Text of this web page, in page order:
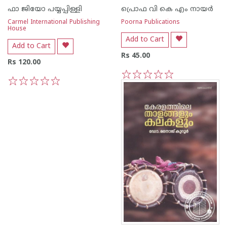
ഫാ ജിയോ പയ്യപ്പിള്ളി
Carmel International Publishing
House
Add to Cart
Rs 120.00
പ്രൊഫ വി കെ എം നായര്‍
Poorna Publications
Add to Cart
Rs 45.00
5
4
3
2
1